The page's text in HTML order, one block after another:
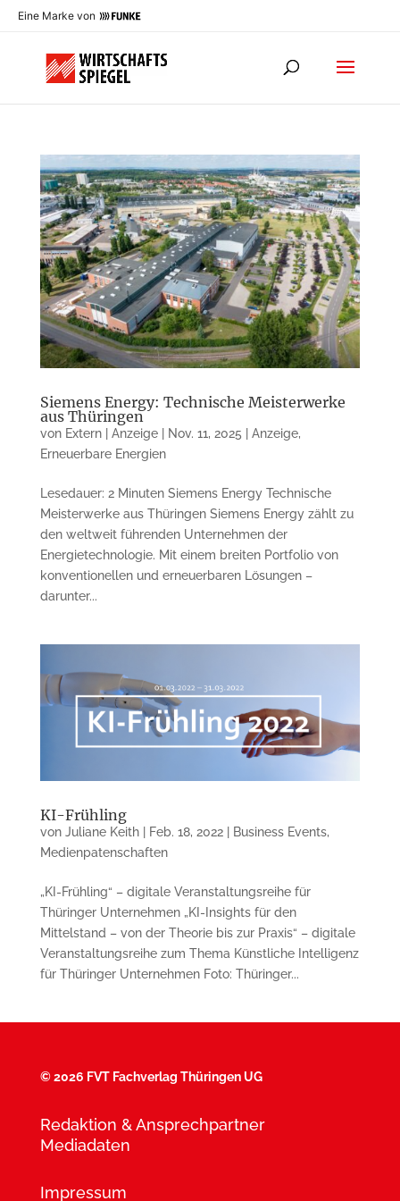
Eine Marke von
Siemens Energy: Technische Meisterwerke
aus Thüringen
von Extern | Anzeige| Nov. 11, 2025 Anzeige,
Erneuerbare Energien
Lesedauer: 2 Minuten Siemens Energy Technische
Meisterwerke aus Thüringen Siemens Energy zählt zu
den weltweit führenden Unternehmen der
Energietechnologie. Mit einem breiten Portfolio von
konventionellen und erneuerbaren Lösungen –
darunter...
KI-Frühling
von Juliane Keith| Feb. 18, 2022| Business Events,
Medienpatenschaften
„KI-Frühling“ – digitale Veranstaltungsreihe für
Thüringer Unternehmen „KI-Insights für den
Mittelstand – von der Theorie bis zur Praxis“ – digitale
Veranstaltungsreihe zum Thema Künstliche Intelligenz
für Thüringer Unternehmen Foto: Thüringer...
©2026 FVT Fachverlag Thüringen UG
Redaktion & Ansprechpartner
Mediadaten
Impressum